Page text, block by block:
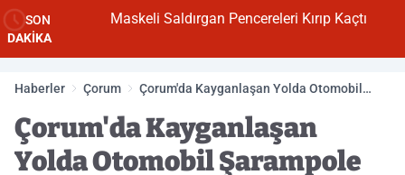
SON
DAKİKA
Maskeli Saldırgan Pencereleri Kırıp Kaçtı
Haberler Çorum
Çorum'da Kayganlaşan Yolda Otomobil
Çorum'da Kayganlaşan
Yolda Otomobil Şarampole